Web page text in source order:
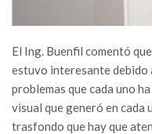
El Ing. Buenfil comentó
estuvo interesante debido
problemas que cada uno
visual que generó en cada
trasfondo que hay que